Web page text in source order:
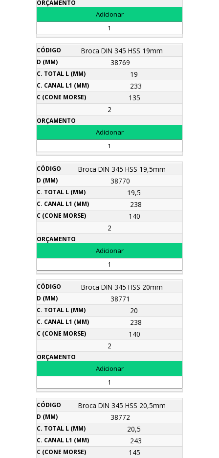
Broca DIN 345 HSS 19mm
38769
19
233
135
2
Broca DIN 345 HSS 19,5mm
38770
19,5
238
140
2
Broca DIN 345 HSS 20mm
38771
20
238
140
2
Broca DIN 345 HSS 20,5mm
38772
20,5
243
145